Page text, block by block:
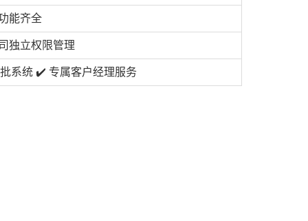
能齐全
独立权限管理
系统 ✔️ 专属客户经理服务